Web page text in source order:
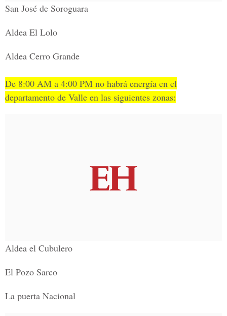
San José de Soroguara
Aldea El Lolo
Aldea Cerro Grande
De 8:00 AM a 4:00 PM no habrá energía en el
departamento de Valle en las siguientes zonas:
Aldea el Cubulero
El Pozo Sarco
La puerta Nacional